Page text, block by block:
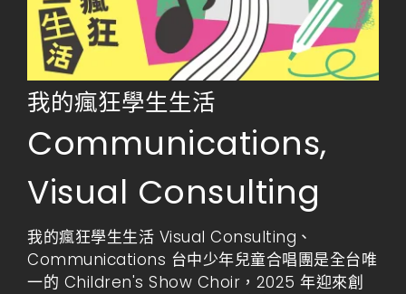
我的瘋狂學生生活
Communications,
Visual Consulting
我的瘋狂學生生活 Visual Consulting、
Communications 台中少年兒童合唱團是全台唯
一的 Children's Show Choir，2025 年迎來創